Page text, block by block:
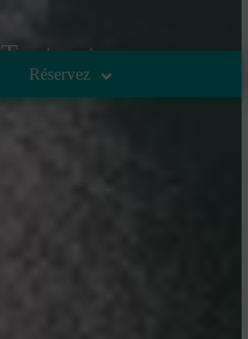
Tout autour
Réservez